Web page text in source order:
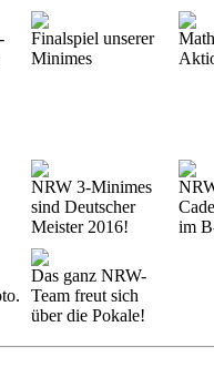
Finalspiel unserer
Minimes
NRW 3-Minimes
sind Deutscher
Meister 2016!
im
Das ganz NRW-
Team freut sich
über die Pokale!